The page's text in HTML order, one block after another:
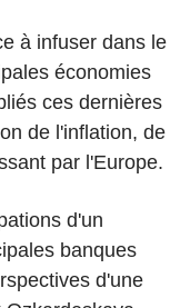
à infuser dans le
économies
ces dernières
de l'inflation, de
par l'Europe.
d'un
banques
d'une